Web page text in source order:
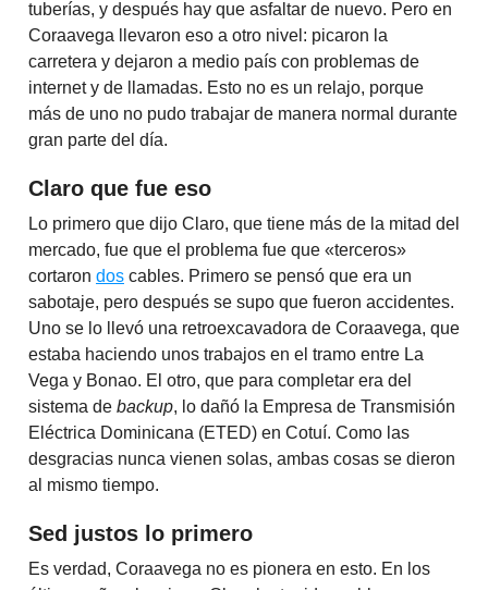
tuberías, y después hay que asfaltar de nuevo. Pero en
Coraavega llevaron eso a otro nivel: picaron la
carretera y dejaron a medio país con problemas de
internet y de llamadas. Esto no es un relajo, porque
más de uno no pudo trabajar de manera normal durante
gran parte del día.
Claro que fue eso
Lo primero que dijo Claro, que tiene más de la mitad del
mercado, fue que el problema fue que «terceros»
cortaron dos cables. Primero se pensó que era un
sabotaje, pero después se supo que fueron accidentes.
Uno se lo llevó una retroexcavadora de Coraavega, que
estaba haciendo unos trabajos en el tramo entre La
Vega y Bonao. El otro, que para completar era del
sistema de backup, lo dañó la Empresa de Transmisión
Eléctrica Dominicana (ETED) en Cotuí. Como las
desgracias nunca vienen solas, ambas cosas se dieron
al mismo tiempo.
Sed justos lo primero
Es verdad, Coraavega no es pionera en esto. En los